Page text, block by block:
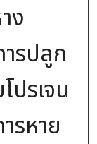
ง
รปลูก
ปรเจน
รหาย